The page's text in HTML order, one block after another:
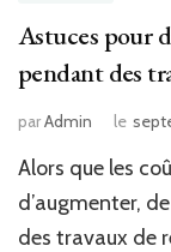
Astuces pour
pendant des
parAdmin le
Alors que les
d’augmenter,
des travaux de